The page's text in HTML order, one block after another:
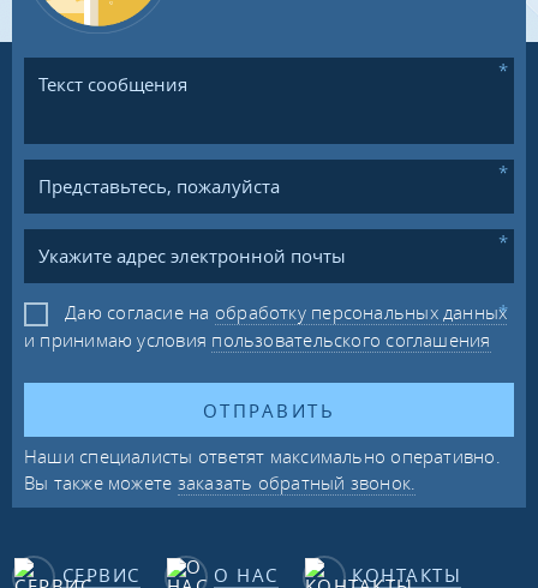
Даю согласие на обработку персональных данных
и принимаю условия пользовательского соглашения
ОТПРАВИТЬ
Наши специалисты ответят максимально оперативно.
Вы также можете заказать обратный звонок.
СЕРВИС О НАС КОНТАКТЫ